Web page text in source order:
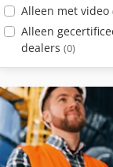
Alleen met video
Alleen
dealers (0)